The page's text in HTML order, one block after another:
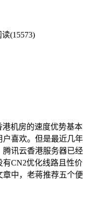
读(15573)
港机房的速度优势基本
户喜欢。但是最近几年
讯云香港服务器已经
CN2优化线路且性价
章中，老蒋推荐五个便